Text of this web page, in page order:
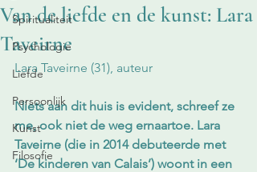
Spiritualiteit
Psychologie
Liefde
Persoonlijk
Kunst
Filosofie
Van de liefde en de kunst: Lara
Taveirne
Lara Taveirne (31), auteur
Niets aan dit huis is evident, schreef ze
me, ook niet de weg ernaartoe. Lara
Taveirne (die in 2014 debuteerde met
‘De kinderen van Calais’) woont in een